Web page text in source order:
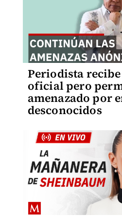
Periodista
oficial pero
amenazado por
desconocidos